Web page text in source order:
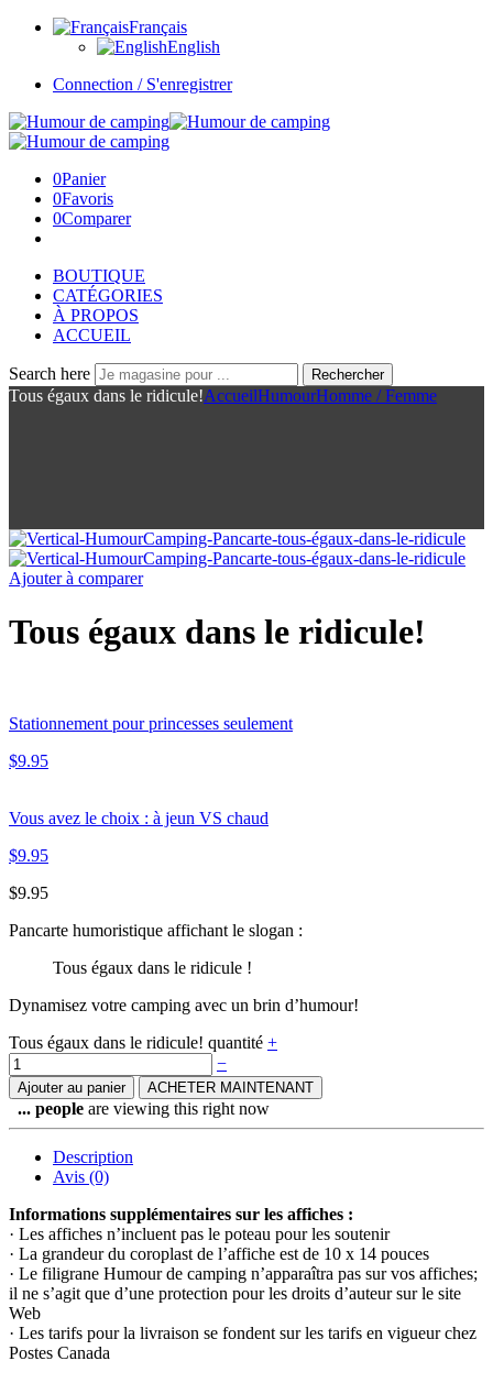
Français
English
Connection / S'enregistrer
0Panier
0Favoris
0Comparer
BOUTIQUE
CATÉGORIES
À PROPOS
ACCUEIL
Search here Rechercher
Tous égaux dans le ridicule!AccueilHumourHomme / Femme
Ajouter à comparer
Tous égaux dans le ridicule!
Stationnement pour princesses seulement
$9.95
Vous avez le choix : à jeun VS chaud
$9.95
$9.95
Pancarte humoristique affichant le slogan :
Tous égaux dans le ridicule !
Dynamisez votre camping avec un brin d’humour!
Tous égaux dans le ridicule! quantité +
−
Ajouter au panier ACHETER MAINTENANT
... people are viewing this right now
Description
Avis (0)
Informations supplémentaires sur les affiches :
· Les affiches n’incluent pas le poteau pour les soutenir
· La grandeur du coroplast de l’affiche est de 10 x 14 pouces
· Le filigrane Humour de camping n’apparaîtra pas sur vos affiches;
il ne s’agit que d’une protection pour les droits d’auteur sur le site
Web
· Les tarifs pour la livraison se fondent sur les tarifs en vigueur chez
Postes Canada